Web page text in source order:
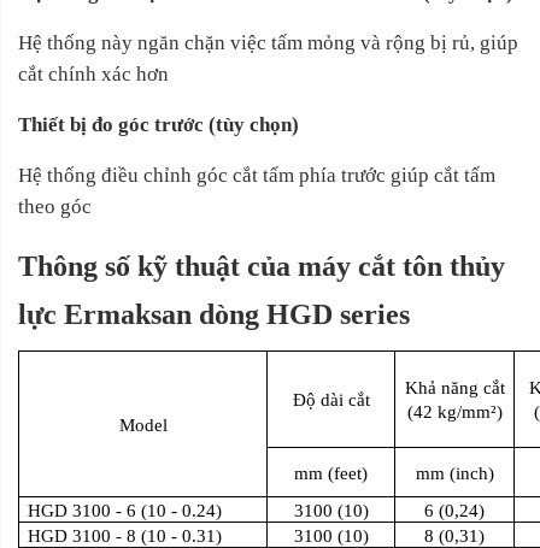
Hệ thống này ngăn chặn việc tấm mỏng và rộng bị rủ, giúp
cắt chính xác hơn
Thiết bị đo góc trước (tùy chọn)
Hệ thống điều chỉnh góc cắt tấm phía trước giúp cắt tấm
theo góc
Thông số kỹ thuật của máy cắt tôn thủy
lực Ermaksan dòng HGD series
Model
Độ dài cắt
Khả năng cắt
(42 kg/mm²)
mm (feet)
mm (inch)
HGD 3100 - 6 (10 - 0.24)
3100 (10)
6 (0,24)
HGD 3100 - 8 (10 - 0.31)
3100 (10)
8 (0,31)